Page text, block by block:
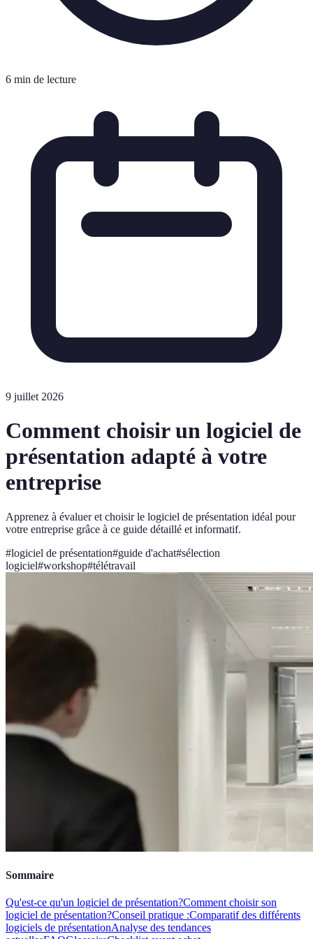
6 min de lecture
9 juillet 2026
Comment choisir un logiciel de
présentation adapté à votre
entreprise
Apprenez à évaluer et choisir le logiciel de présentation idéal pour
votre entreprise grâce à ce guide détaillé et informatif.
#logiciel de présentation#guide d'achat#sélection
logiciel#workshop#télétravail
Sommaire
Qu'est-ce qu'un logiciel de présentation?Comment choisir son
logiciel de présentation?Conseil pratique :Comparatif des différents
logiciels de présentationAnalyse des tendances